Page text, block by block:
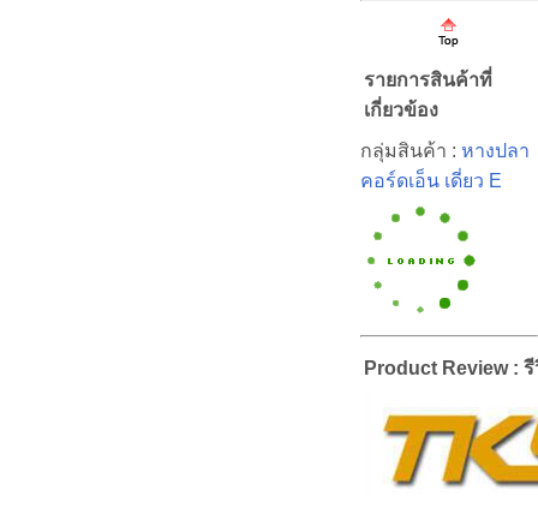
รายการสินค้าที่
เกี่ยวข้อง
กลุ่มสินค้า : หางปลา
คอร์ดเอ็น เดี่ยว E
Product Review :